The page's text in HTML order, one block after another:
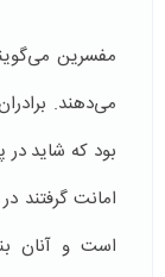
مفسرین
می‌دهند.
بود که شاید در
امانت گرفتند
است و آنان